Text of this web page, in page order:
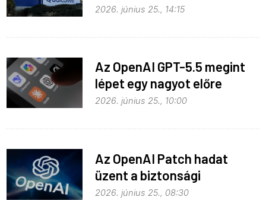
2026. június 25., 14:15
Az OpenAI GPT-5.5 megint
lépet egy nagyot előre
2026. június 25., 10:00
Az OpenAI Patch hadat
üzent a biztonsági
problémáknak
2026. június 25., 08:30